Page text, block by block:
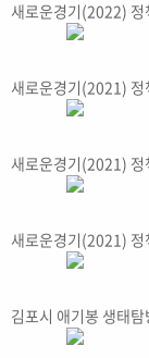
새로운경기(2022) 정
새로운경기(2021) 정
새로운경기(2021) 정
새로운경기(2021) 정
김포시 애기봉 생태